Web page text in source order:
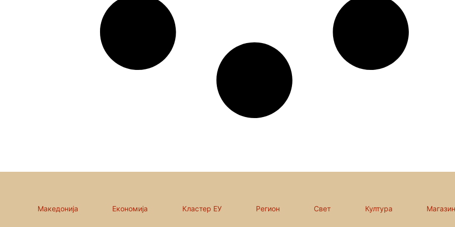
Македонија Економија Кластер ЕУ Регион Свет Култура Магазин